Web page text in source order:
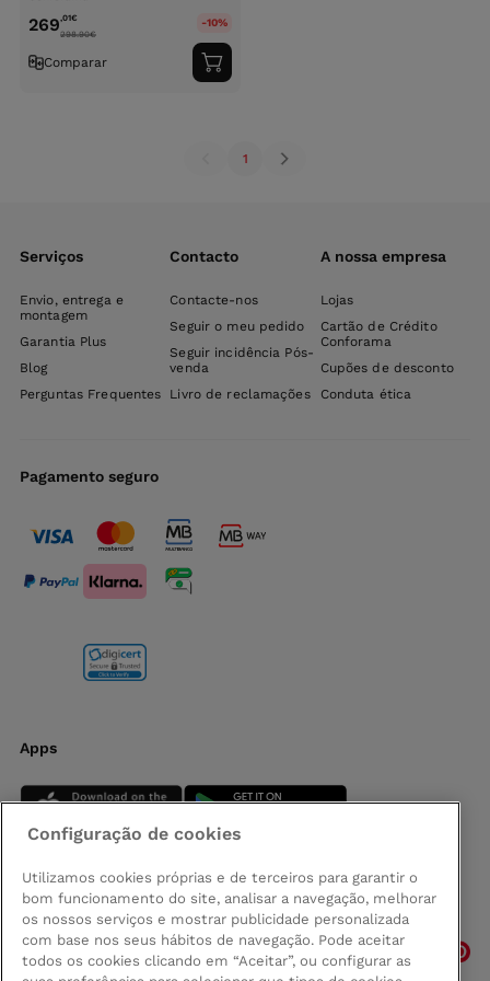
269,01€
298.90€
-10%
Comparar
Adicionar
ao
1
Serviços
Envio, entrega e
montagem
Garantia Plus
Blog
Perguntas Frequentes
Contacto
Contacte-nos
Seguir o meu pedido
Seguir incidência Pós-
venda
Livro de reclamações
A nossa empresa
Lojas
Cartão de Crédito
Conforama
Cupões de desconto
Conduta ética
Pagamento seguro
Apps
Siga-nos
Configuração de cookies
Utilizamos cookies próprias e de terceiros para garantir o
bom funcionamento do site, analisar a navegação, melhorar
os nossos serviços e mostrar publicidade personalizada
com base nos seus hábitos de navegação. Pode aceitar
todos os cookies clicando em “Aceitar”, ou configurar as